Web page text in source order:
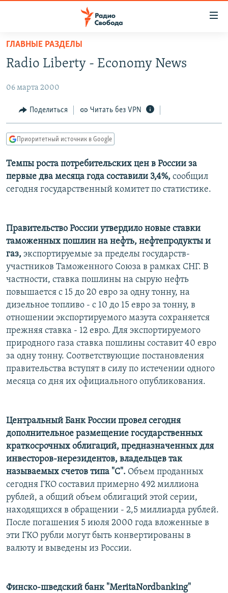
упрощенного
доступа
содержанию
Вернутся
навигации
Вернутся
ПРОГРАММЫ
АВТОРСКИЕ ПРОЕКТЫ
ЦИТАТЫ СВОБОДЫ
КУЛЬТУРА
IDEL.РЕАЛИИ
КАВКАЗ.РЕАЛИИ
РАСПИСАНИЕ ВЕЩАНИЯ
ПОДПИШИТЕСЬ НА РАССЫЛКУ
СОЦИАЛЬНЫЕ СЕТИ
Все сайты РСЕ/РС
ГЛАВНЫЕ РАЗДЕЛЫ
Radio Liberty - Economy News
06 марта 2000
Поделиться Читать без VPN
Приоритетный источник в Google
Темпы роста потребительских цен в России за
первые два месяца года составили 3,4%, сообщил
сегодня государственный комитет по статистике.
Правительство России утвердило новые ставки
таможенных пошлин на нефть, нефтепродукты и
газ, экспортируемые за пределы государств-
участников Таможенного Союза в рамках СНГ. В
частности, ставка пошлины на сырую нефть
повышается с 15 до 20 евро за одну тонну, на
дизельное топливо - с 10 до 15 евро за тонну, в
отношении экспортируемого мазута сохраняется
прежняя ставка - 12 евро. Для экспортируемого
природного газа ставка пошлины составит 40 евро
за одну тонну. Соответствующие постановления
правительства вступят в силу по истечении одного
месяца со дня их официального опубликования.
Центральный Банк России провел сегодня
дополнительное размещение государственных
краткосрочных облигаций, предназначенных для
инвесторов-нерезидентов, владельцев так
называемых счетов типа "С". Объем проданных
сегодня ГКО составил примерно 492 миллиона
рублей, а общий объем облигаций этой серии,
находящихся в обращении - 2,5 миллиарда рублей.
После погашения 5 июля 2000 года вложенные в
эти ГКО рубли могут быть конвертированы в
валюту и выведены из России.
Финско-шведский банк "MeritaNordbanking"